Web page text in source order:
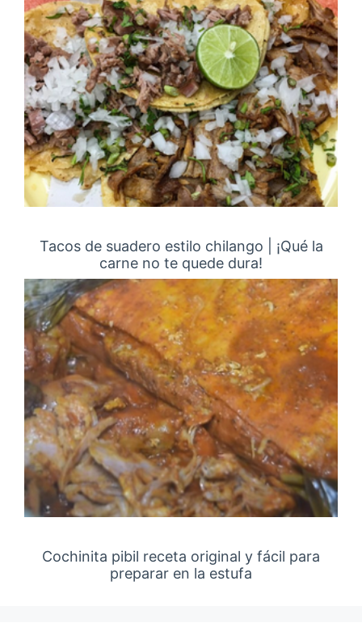
Tacos de suadero estilo chilango | ¡Qué la
carne no te quede dura!
Cochinita pibil receta original y fácil para
preparar en la estufa